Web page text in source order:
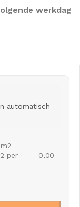
werkdag
automatisch
per
0,00